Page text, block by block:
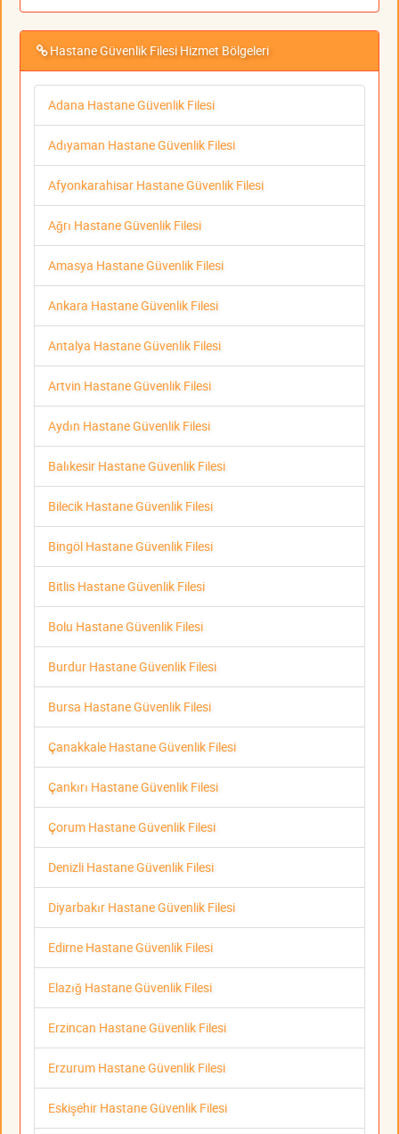
Hastane Güvenlik Filesi Hizmet Bölgeleri
Adana Hastane Güvenlik Filesi
Adıyaman Hastane Güvenlik Filesi
Afyonkarahisar Hastane Güvenlik Filesi
Ağrı Hastane Güvenlik Filesi
Amasya Hastane Güvenlik Filesi
Ankara Hastane Güvenlik Filesi
Antalya Hastane Güvenlik Filesi
Artvin Hastane Güvenlik Filesi
Aydın Hastane Güvenlik Filesi
Balıkesir Hastane Güvenlik Filesi
Bilecik Hastane Güvenlik Filesi
Bingöl Hastane Güvenlik Filesi
Bitlis Hastane Güvenlik Filesi
Bolu Hastane Güvenlik Filesi
Burdur Hastane Güvenlik Filesi
Bursa Hastane Güvenlik Filesi
Çanakkale Hastane Güvenlik Filesi
Çankırı Hastane Güvenlik Filesi
Çorum Hastane Güvenlik Filesi
Denizli Hastane Güvenlik Filesi
Diyarbakır Hastane Güvenlik Filesi
Edirne Hastane Güvenlik Filesi
Elazığ Hastane Güvenlik Filesi
Erzincan Hastane Güvenlik Filesi
Erzurum Hastane Güvenlik Filesi
Eskişehir Hastane Güvenlik Filesi